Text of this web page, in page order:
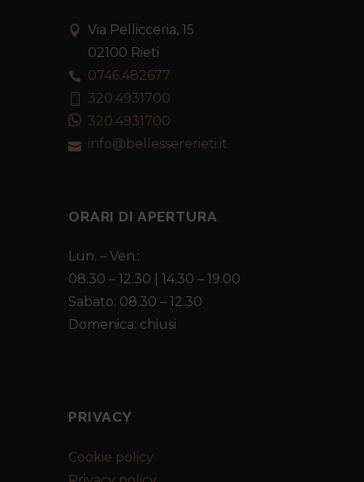
Via Pellicceria, 15
02100 Rieti
0746.482677
320.4931700
320.4931700
info@bellessererieti.it
ORARI DI APERTURA
Lun. – Ven.:
08.30 – 12.30 | 14.30 – 19.00
Sabato: 08.30 – 12.30
Domenica: chiusi
PRIVACY
Cookie policy